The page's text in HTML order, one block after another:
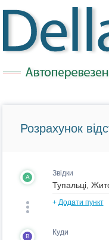
Розрахунок
A Звідки
+ Додати пункт
B Куди